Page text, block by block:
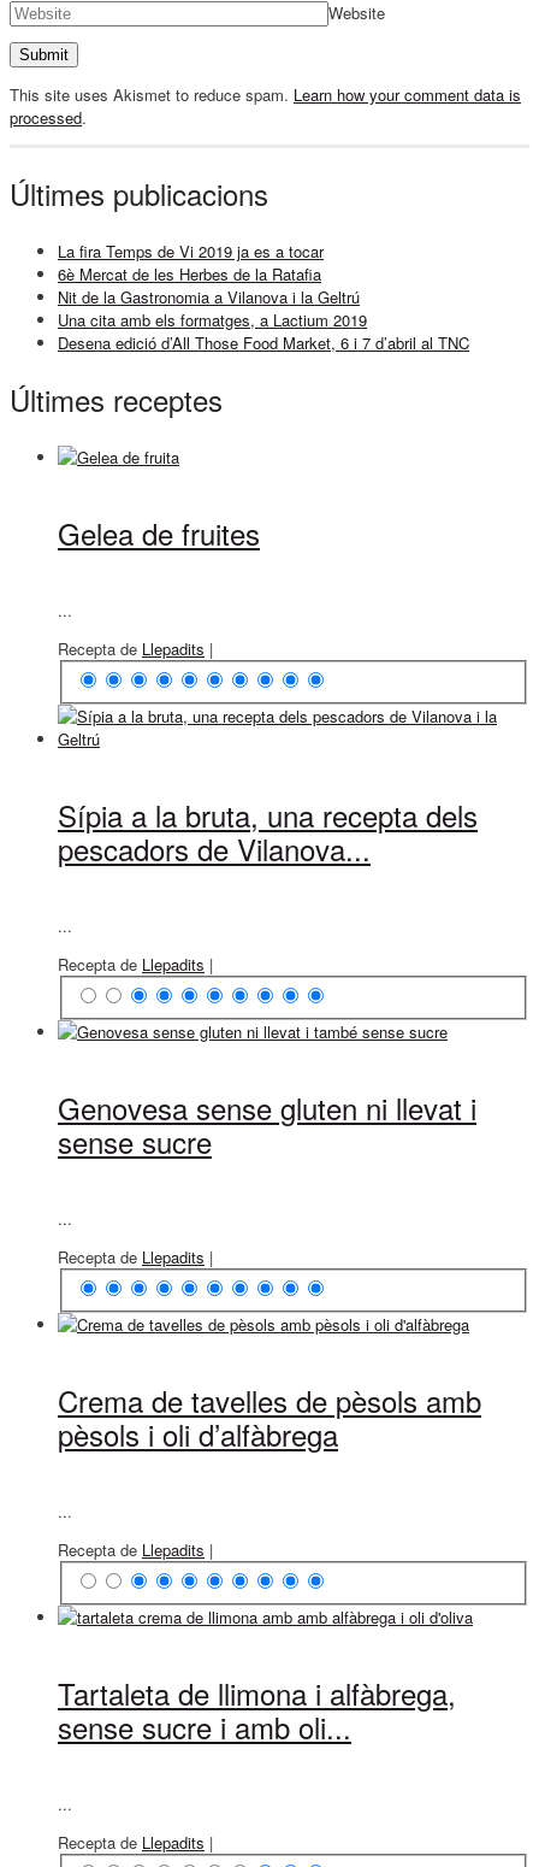
Website
This site uses Akismet to reduce spam. Learn how your comment data is
processed.
Últimes publicacions
La fira Temps de Vi 2019 ja es a tocar
6è Mercat de les Herbes de la Ratafia
Nit de la Gastronomia a Vilanova i la Geltrú
Una cita amb els formatges, a Lactium 2019
Desena edició d’All Those Food Market, 6 i 7 d’abril al TNC
Últimes receptes
Gelea de fruites
...
Recepta de Llepadits |
Sípia a la bruta, una recepta dels
pescadors de Vilanova...
...
Recepta de Llepadits |
Genovesa sense gluten ni llevat i
sense sucre
...
Recepta de Llepadits |
Crema de tavelles de pèsols amb
pèsols i oli d’alfàbrega
...
Recepta de Llepadits |
Tartaleta de llimona i alfàbrega,
sense sucre i amb oli...
...
Recepta de Llepadits |